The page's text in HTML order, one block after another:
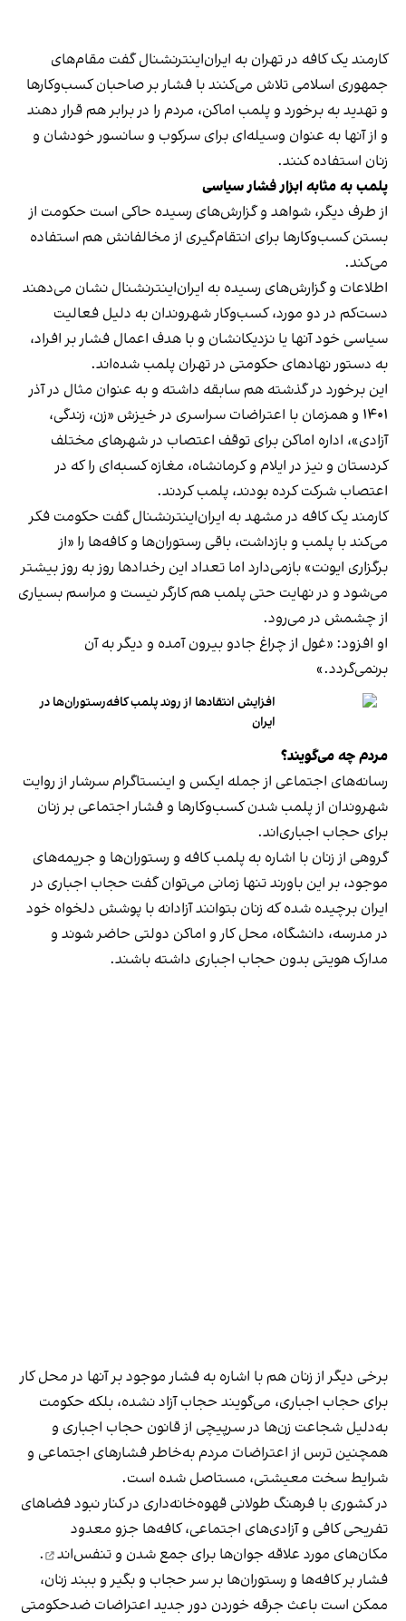
کارمند یک کافه در تهران به ایران‌اینترنشنال گفت مقام‌های
جمهوری اسلامی تلاش می‌کنند با فشار بر صاحبان کسب‌وکارها
و تهدید به برخورد و پلمب اماکن، مردم را در برابر هم قرار دهند
و از آنها به عنوان وسیله‌ای برای سرکوب و سانسور خودشان و
زنان استفاده کنند.
پلمب به مثابه ابزار فشار سیاسی
از طرف دیگر، شواهد و گزارش‌های رسیده حاکی است حکومت از
بستن کسب‌وکارها برای انتقام‌گیری از مخالفانش هم استفاده
می‌کند.
اطلاعات و گزارش‌های رسیده به ایران‌اینترنشنال نشان می‌دهند
دست‌کم در دو مورد، کسب‌وکار شهروندان به دلیل فعالیت
سیاسی خود آنها یا نزدیکانشان و با هدف اعمال فشار بر افراد،
به دستور نهادهای حکومتی در تهران پلمب شده‌اند.
این برخورد در گذشته هم سابقه داشته و به عنوان مثال در آذر
۱۴۰۱ و همزمان با اعتراضات سراسری در خیزش «زن، زندگی،
آزادی»، اداره اماکن برای توقف اعتصاب در شهرهای مختلف
کردستان و نیز در ایلام و کرمانشاه، مغازه کسبه‌ای را که در
اعتصاب شرکت کرده بودند، پلمب کردند.
کارمند یک کافه در مشهد به ایران‌اینترنشنال گفت حکومت فکر
می‌کند با پلمب و بازداشت، باقی رستوران‌ها و کافه‌ها را «از
برگزاری ایونت» بازمی‌دارد اما تعداد این رخدادها روز به روز بیشتر
می‌شود و در نهایت حتی پلمب هم کارگر نیست و مراسم بسیاری
از چشمش در می‌رود.
او افزود: «غول از چراغ جادو بیرون آمده و دیگر به آن
برنمی‎‌گردد.»
افزایش انتقادها از روند پلمب کافه‌رستوران‌ها در
ایران
مردم چه می‌گویند؟
رسانه‎‌های اجتماعی از جمله ایکس و اینستاگرام سرشار از روایت
شهروندان از پلمب شدن کسب‌وکارها و فشار اجتماعی بر زنان
برای حجاب اجباری‌اند.
گروهی از زنان با اشاره به پلمب کافه و رستوران‌ها و جریمه‌های
موجود، بر این باورند تنها زمانی می‌توان گفت حجاب اجباری در
ایران برچیده شده که زنان بتوانند آزادانه با پوشش دلخواه خود
در مدرسه، دانشگاه، محل کار و اماکن دولتی حاضر شوند و
مدارک هویتی بدون حجاب اجباری داشته باشند.
برخی دیگر از زنان هم با اشاره به فشار موجود بر آنها در محل کار
برای حجاب اجباری، می‌گویند حجاب آزاد نشده، بلکه حکومت
به‌دلیل شجاعت زن‌ها در سرپیچی از قانون حجاب اجباری و
همچنین ترس از اعتراضات مردم به‌خاطر فشارهای اجتماعی و
شرایط سخت معیشتی، مستاصل شده است.
در کشوری با فرهنگ طولانی قهوه‌‌خانه‌داری در کنار نبود فضاهای
تفریحی کافی و آزادی‌های اجتماعی، کافه‌ها جزو معدود
مکان‌های مورد علاقه جوان‌ها برای جمع شدن و تنفس‌اند
.
فشار بر کافه‌ها و رستوران‌ها بر سر حجاب و بگیر و ببند زنان،
ممکن است باعث جرقه خوردن دور جدید اعتراضات ضدحکومتی